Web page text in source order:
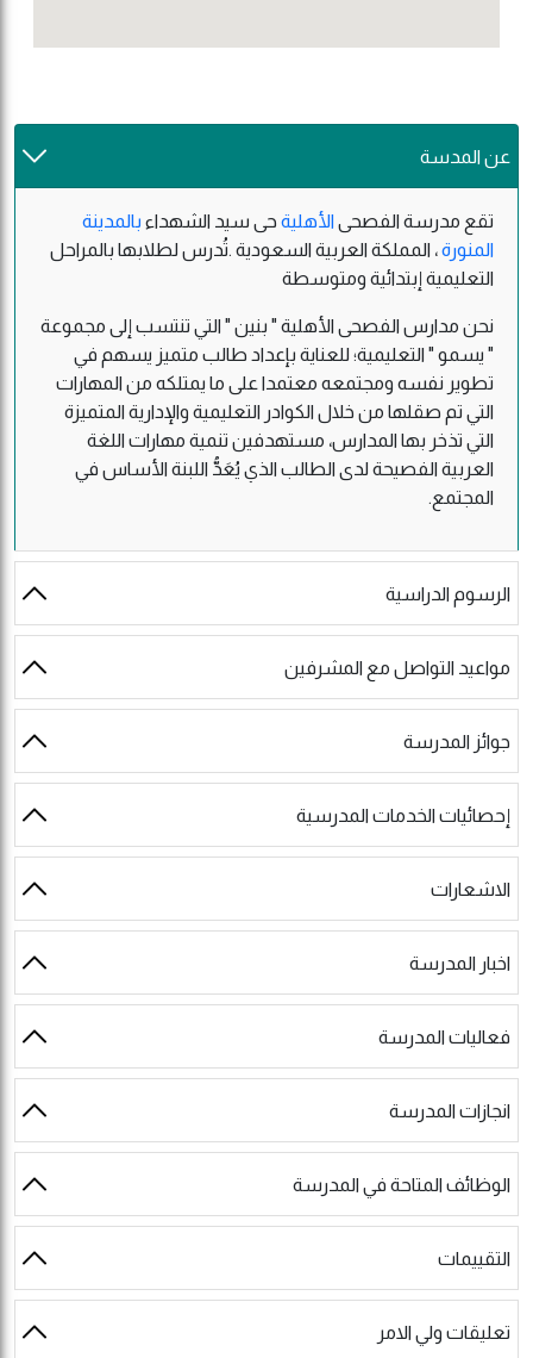
عن المدسة
تقع مدرسة الفصحى الأهلية حى سيد الشهداء بالمدينة
المنورة، المملكة العربية السعودية .تُدرس لطلابها بالمراحل
التعليمية إبتدائية ومتوسطة
نحن مدارس الفصحى الأهلية " بنين " التي تنتسب إلى مجموعة
" يسمو " التعليمية؛ للعناية بإعداد طالب متميز يسهم في
تطوير نفسه ومجتمعه معتمدا على ما يمتلكه من المهارات
التي تم صقلها من خلال الكوادر التعليمية والإدارية المتميزة
التي تذخر بها المدارس، مستهدفين تنمية مهارات اللغة
العربية الفصيحة لدى الطالب الذي يُعَدُّ اللبنة الأساس في
المجتمع.
الرسوم الدراسية
مواعيد التواصل مع المشرفين
جوائز المدرسة
إحصائيات الخدمات المدرسية
الاشعارات
اخبار المدرسة
فعاليات المدرسة
انجازات المدرسة
الوظائف المتاحة في المدرسة
التقييمات
تعليقات ولي الامر